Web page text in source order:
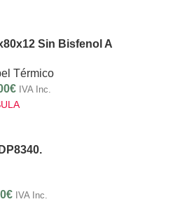
Sin Bisfenol A
Térmico
€ IVA Inc.
€ IVA Inc.